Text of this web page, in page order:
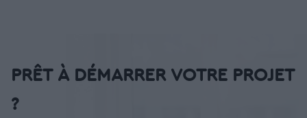
PRÊT À DÉMARRER VOTRE PROJET
?